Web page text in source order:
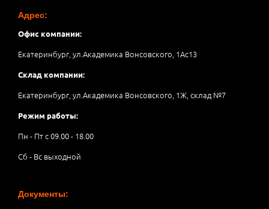
Адрес:
Офис компании:
Екатеринбург, ул.Академика Вонсовского, 1Аc13
Склад компании:
Екатеринбург, ул.Академика Вонсовского, 1Ж, склад №7
Режим работы:
Пн - Пт с 09.00 - 18.00
Сб - Вс выходной
Документы: